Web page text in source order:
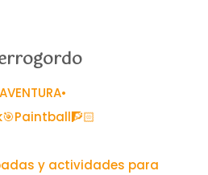
y actividades para